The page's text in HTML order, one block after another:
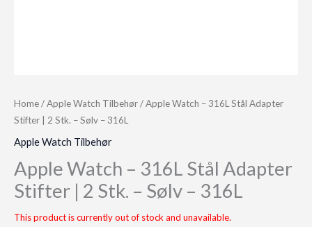
Home/Apple Watch Tilbehør/ Apple Watch – 316L Stål Adapter
Stifter | 2 Stk. – Sølv – 316L
Apple Watch Tilbehør
Apple Watch – 316L Stål Adapter
Stifter | 2 Stk. – Sølv – 316L
This product is currently out of stock and unavailable.